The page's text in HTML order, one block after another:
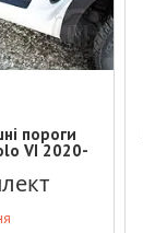
пороги
VI 2020-